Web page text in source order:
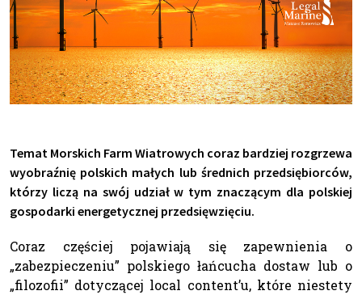
Temat Morskich Farm Wiatrowych coraz bardziej rozgrzewa
wyobraźnię polskich małych lub średnich przedsiębiorców,
którzy liczą na swój udział w tym znaczącym dla polskiej
gospodarki energetycznej przedsięwzięciu.
Coraz częściej pojawiają się zapewnienia o
„zabezpieczeniu” polskiego łańcucha dostaw lub o
„filozofii” dotyczącej local content’u, które niestety